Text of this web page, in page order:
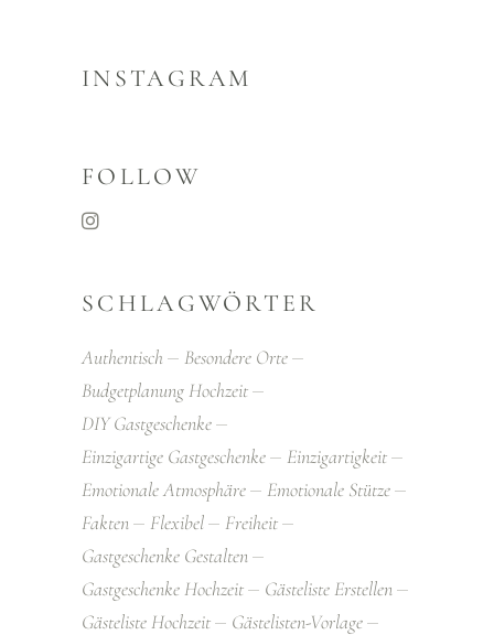
INSTAGRAM
FOLLOW
SCHLAGWÖRTER
Authentisch
Besondere Orte
Budgetplanung Hochzeit
DIY Gastgeschenke
Einzigartige Gastgeschenke
Einzigartigkeit
Emotionale Atmosphäre
Emotionale Stütze
Fakten
Flexibel
Freiheit
Gastgeschenke Gestalten
Gastgeschenke Hochzeit
Gästeliste Erstellen
Gästeliste Hochzeit
Gästelisten-Vorlage